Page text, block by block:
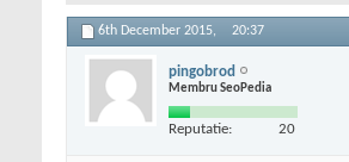
6th December 2015, 20:37
pingobrod
Membru SeoPedia
Reputatie: 20